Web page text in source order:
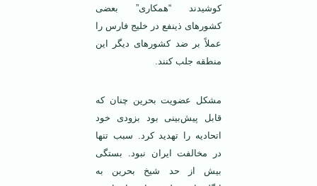
کوشیدند “همکاری” بعضی
کشورهای ذینفع در خلیج فارس را
عملاً بر ضد کشورهای دیگر این
منطقه جلب کنند.
مشکل عضویت بحرین چنان که
قابل پیش‌بینی بود بزودی خود
اتحادیه را تهدید کرد. سبب تنها
در مخالفت ایران نبود. بستگی
بیش از حد شیخ بحرین به